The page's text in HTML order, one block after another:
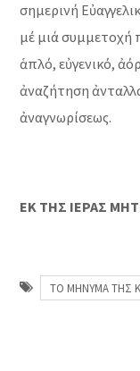
σημερινή
μέ μιά συμμετοχή
ἁπλό, εὐγενικό,
ἀναζήτηση
ἀναγνωρίσεως.
ΕΚ ΤΗΣ ΙΕΡΑΣ
ΤΟ ΜΗΝΥΜΑ ΤΗΣ